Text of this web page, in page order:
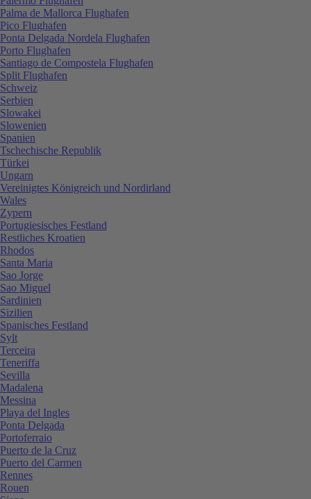
Palma de Mallorca Flughafen
Pico Flughafen
Ponta Delgada Nordela Flughafen
Porto Flughafen
Santiago de Compostela Flughafen
Split Flughafen
Schweiz
Serbien
Slowakei
Slowenien
Spanien
Tschechische Republik
Türkei
Ungarn
Vereinigtes Königreich und Nordirland
Wales
Zypern
Portugiesisches Festland
Restliches Kroatien
Rhodos
Santa Maria
Sao Jorge
Sao Miguel
Sardinien
Sizilien
Spanisches Festland
Sylt
Terceira
Teneriffa
Sevilla
Madalena
Messina
Playa del Ingles
Ponta Delgada
Portoferraio
Puerto de la Cruz
Puerto del Carmen
Rennes
Rouen